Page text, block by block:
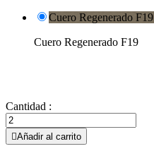
Cuero Regenerado F19
Cuero Regenerado F19
Cantidad :
Añadir al carrito